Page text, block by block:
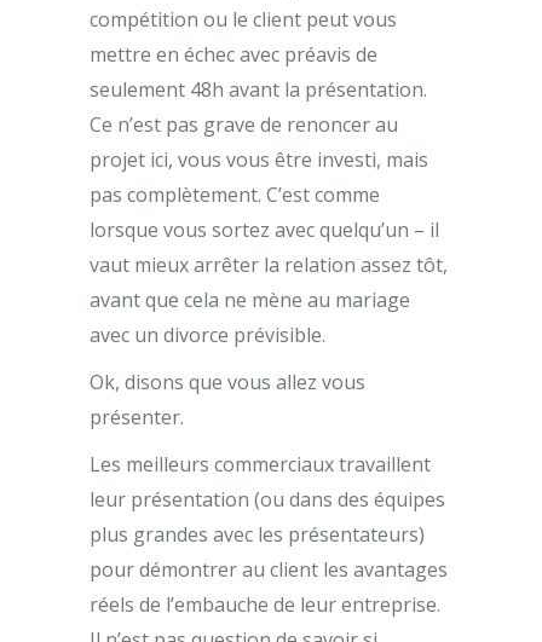
compétition ou le client peut vous
mettre en échec avec préavis de
seulement 48h avant la présentation.
Ce n’est pas grave de renoncer au
projet ici, vous vous être investi, mais
pas complètement. C’est comme
lorsque vous sortez avec quelqu’un – il
vaut mieux arrêter la relation assez tôt,
avant que cela ne mène au mariage
avec un divorce prévisible.
Ok, disons que vous allez vous
présenter.
Les meilleurs commerciaux travaillent
leur présentation (ou dans des équipes
plus grandes avec les présentateurs)
pour démontrer au client les avantages
réels de l’embauche de leur entreprise.